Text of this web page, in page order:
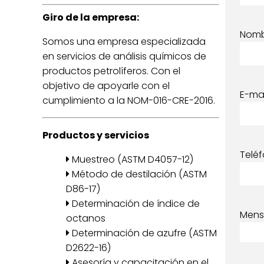
Giro de la empresa:
Somos una empresa especializada
en servicios de análisis químicos de
productos petrolíferos. Con el
objetivo de apoyarle con el
cumplimiento a la NOM-016-CRE-2016.
Productos y servicios
Muestreo (ASTM D4057-12)
Método de destilación (ASTM
D86-17)
Determinación de índice de
octanos
Determinación de azufre (ASTM
D2622-16)
E-